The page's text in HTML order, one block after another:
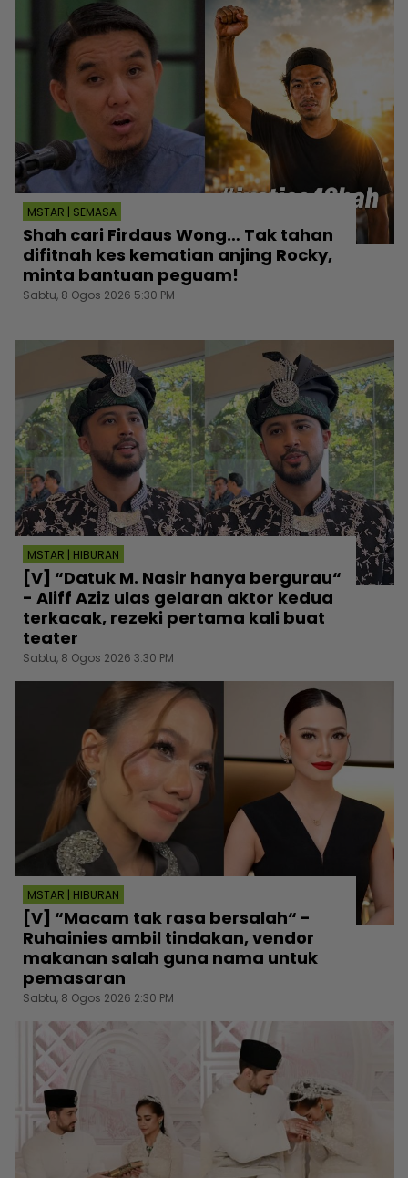
MSTAR | SEMASA
Shah cari Firdaus Wong… Tak tahan
difitnah kes kematian anjing Rocky,
minta bantuan peguam!
Sabtu, 8 Ogos 2026 5:30 PM
MSTAR | HIBURAN
[V] “Datuk M. Nasir hanya bergurau“
- Aliff Aziz ulas gelaran aktor kedua
terkacak, rezeki pertama kali buat
teater
Sabtu, 8 Ogos 2026 3:30 PM
MSTAR | HIBURAN
[V] “Macam tak rasa bersalah“ -
Ruhainies ambil tindakan, vendor
makanan salah guna nama untuk
pemasaran
Sabtu, 8 Ogos 2026 2:30 PM